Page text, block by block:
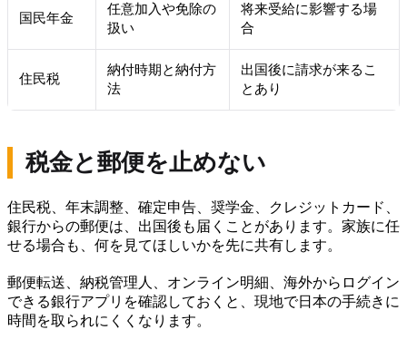
国民年金
任意加入や免除の
扱い
将来受給に影響する場
合
住民税
納付時期と納付方
法
出国後に請求が来るこ
とあり
税金と郵便を止めない
住民税、年末調整、確定申告、奨学金、クレジットカード、
銀行からの郵便は、出国後も届くことがあります。家族に任
せる場合も、何を見てほしいかを先に共有します。
郵便転送、納税管理人、オンライン明細、海外からログイン
できる銀行アプリを確認しておくと、現地で日本の手続きに
時間を取られにくくなります。